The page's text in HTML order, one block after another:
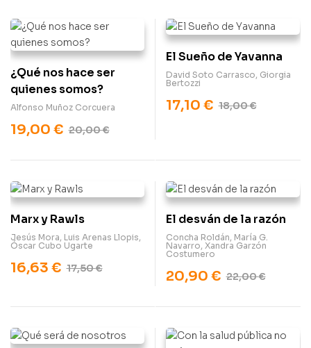
¿Qué nos hace ser
quienes somos?
Alfonso Muñoz Corcuera
20,00€
19,00 €
El Sueño de Yavanna
David Soto Carrasco, Giorgia
Bertozzi
18,00€
17,10 €
Marx y Rawls
Jesús Mora, Luis Arenas Llopis,
Óscar Cubo Ugarte
17,50€
16,63 €
El desván de la razón
Concha Roldán, María G.
Navarro, Xandra Garzón
Costumero
22,00€
20,90 €